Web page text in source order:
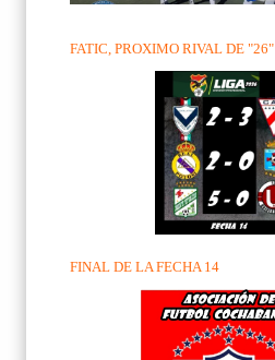
FATIC, PROXIMO RIVAL DE "26"
FINAL DE LA FECHA 14